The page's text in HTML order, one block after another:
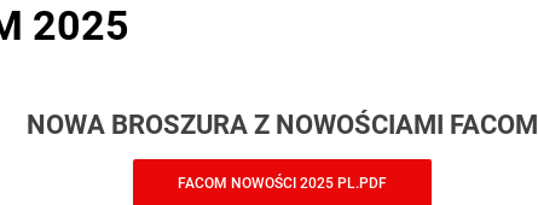
2025
NOWA BROSZURA Z NOWOŚCIAMI FACOM
FACOM NOWOŚCI 2025 PL.PDF